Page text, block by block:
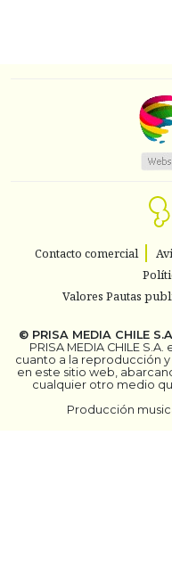
Contacto comercial
Valores Pautas
© PRISA MEDIA CHILE
PRISA MEDIA CHILE
cuanto a la reproducción
en este sitio web,
cualquier otro medio
Producción